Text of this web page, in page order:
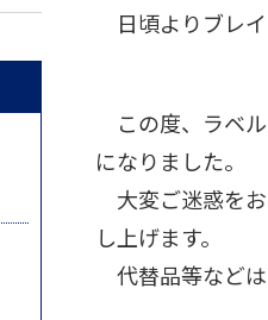
日頃よりブレイ
この度、ラベ
になりました。
大変ご迷惑を
し上げます。
代替品等などは